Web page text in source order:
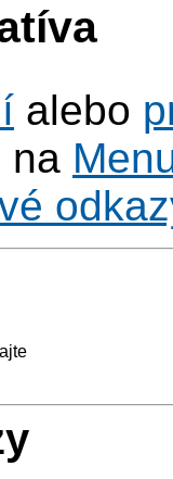
alebo
na